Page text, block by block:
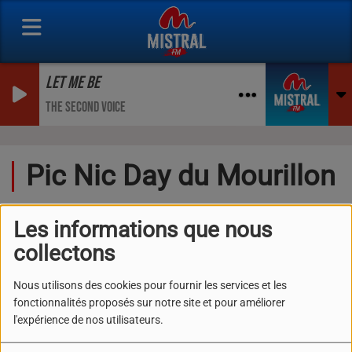
Les informations que nous
collectons
Nous utilisons des cookies pour fournir les services et les
fonctionnalités proposés sur notre site et pour améliorer
l'expérience de nos utilisateurs.
LET ME BE
THE SECOND VOICE
Pic Nic Day du Mourillon